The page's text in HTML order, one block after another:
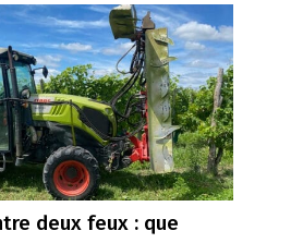
deux feux : que